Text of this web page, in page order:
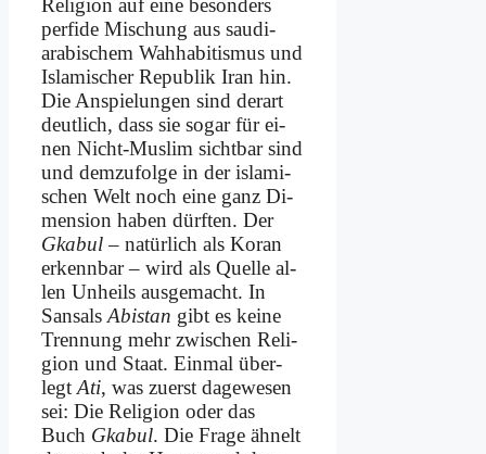
Religion auf ei­ne be­son­ders
per­fi­de Mi­schung aus sau­di-
ara­bi­schem Wah­ha­bi­tis­mus und
Is­la­mi­scher Re­pu­blik Iran hin.
Die An­spie­lun­gen sind der­art
deut­lich, dass sie so­gar für ei­
nen Nicht-Mus­lim sicht­bar sind
und dem­zu­fol­ge in der is­la­mi­
schen Welt noch ei­ne ganz Di­
men­si­on ha­ben dürf­ten. Der
Gka­bul– na­tür­lich als Ko­ran
er­kenn­bar – wird als Quel­le al­
len Un­heils aus­ge­macht. In
San­sals Abi­stan gibt es kei­ne
Tren­nung mehr zwi­schen Re­li­
gi­on und Staat. Ein­mal über­
legt Ati, was zu­erst da­ge­we­sen
sei: Die Re­li­gi­on oder das
Buch Gka­bul. Die Fra­ge äh­nelt